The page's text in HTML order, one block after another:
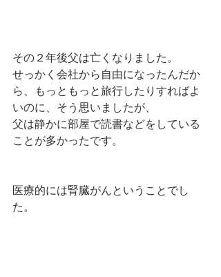
その２年後父は亡くなりました。
せっかく会社から自由になったんだか
ら、もっともっと旅行したりすればよ
いのに、そう思いましたが、
父は静かに部屋で読書などをしている
ことが多かったです。
医療的には腎臓がんということでし
た。